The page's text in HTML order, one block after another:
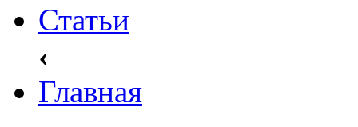
Статьи
‹
Главная